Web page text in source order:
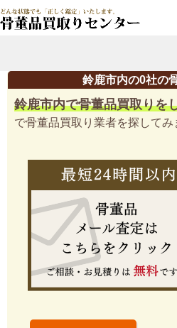
鈴鹿市内の0社の
鈴鹿市内で骨董品買取りを
で骨董品買取り業者を探してみ